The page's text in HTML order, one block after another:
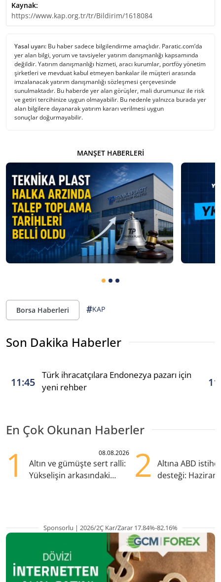
Kaynak:
https://www.kap.org.tr/tr/Bildirim/1618084
Yasal uyarı: Bu haber sadece bilgilendirme amaçlıdır. Paratic.com’da
yer alan bilgi, yorum ve tavsiyeler yatırım danışmanlığı kapsamında
değildir. Yatırım danışmanlığı hizmeti, aracı kurumlar, portföy yönetim
şirketleri ve mevduat kabul etmeyen bankalar ile müşteri arasında
imzalanacak yatırım danışmanlığı sözleşmesi çerçevesinde
sunulmaktadır. Bu haberde yer alan görüşler, mali durumunuz ile risk
ve getiri tercihinize uygun olmayabilir. Bu nedenle yalnızca burada yer
alan bilgilere dayanarak yatırım kararı verilmesi uygun
sonuçlar doğurmayabilir.
MANŞET HABERLERI
Borsa Haberleri #KAP
Son Dakika Haberler
11:45
Türk ihracatçılara Endonezya pazarı için
yeni rehber
En Çok Okunan Haberler
1 08.08.2026
Altın ve gümüşte sert ralli:
Yükselişin arkasındaki
2
Altına ABD
desteği:
Sponsorlu | 2026/2Ç Kar/Zarar 17.84%-82.16%